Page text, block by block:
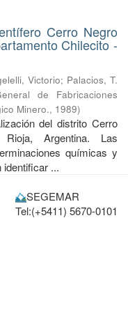
Cerro Negro
Chilecito -
Victorio; Palacios, T.
de Fabricaciones
Minero., 1989)
del distrito Cerro
Argentina. Las
químicas y
...
SEGEMAR
Tel:(+5411) 5670-0101